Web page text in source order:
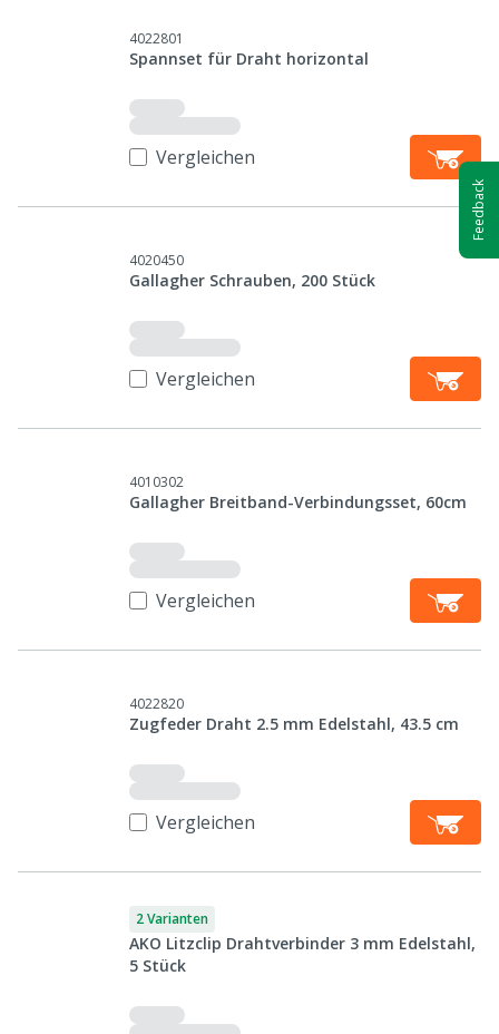
4022801
Spannset für Draht horizontal
Vergleichen
4020450
Gallagher Schrauben, 200 Stück
Vergleichen
4010302
Gallagher Breitband-Verbindungsset, 60cm
Vergleichen
4022820
Zugfeder Draht 2.5 mm Edelstahl, 43.5 cm
Vergleichen
2 Varianten
AKO Litzclip Drahtverbinder 3 mm Edelstahl,
5 Stück
Feedback